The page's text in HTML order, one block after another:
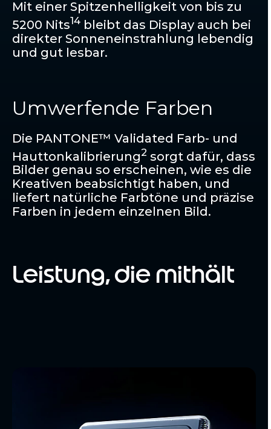
Mit einer Spitzenhelligkeit von bis zu
5200 Nits14 bleibt das Display auch bei
direkter Sonneneinstrahlung lebendig
und gut lesbar.
Umwerfende Farben
Die PANTONE™ Validated Farb- und
Hauttonkalibrierung2 sorgt dafür, dass
Bilder genau so erscheinen, wie es die
Kreativen beabsichtigt haben, und
liefert natürliche Farbtöne und präzise
Farben in jedem einzelnen Bild.
Leistung, die mithält